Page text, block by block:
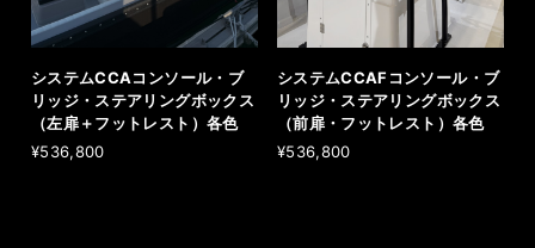
システムCCAコンソール・ブ
リッジ・ステアリングボックス
（左扉＋フットレスト）各色
¥536,800
システムCCAFコンソール・ブ
リッジ・ステアリングボックス
（前扉・フットレスト）各色
¥536,800